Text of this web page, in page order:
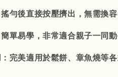
勻後直接按壓擠出，無需換容
單易學，非常適合親子一同動
完美適用於鬆餅、章魚燒等